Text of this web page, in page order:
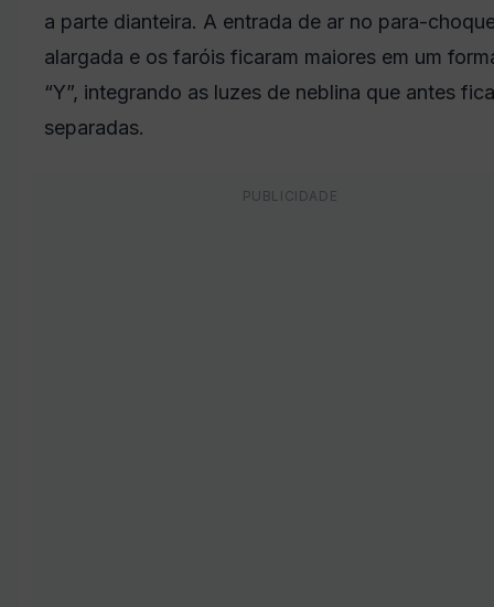
a parte dianteira. A entrada de ar no para-
alargada e os faróis ficaram maiores em um
“Y”, integrando as luzes de neblina que antes
separadas.